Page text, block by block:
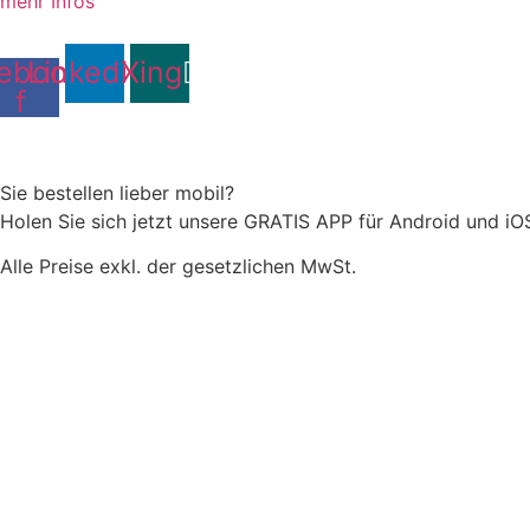
f
LinkedinXing
Sie bestellen lieber mobil?
Holen Sie sich jetzt unsere GRATIS APP für Android und
Alle Preise exkl. der gesetzlichen MwSt.